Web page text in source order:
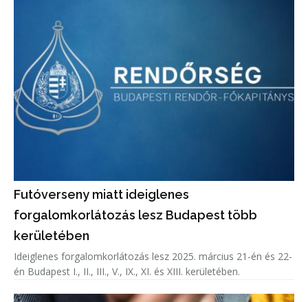
Futóverseny miatt ideiglenes
forgalomkorlátozás lesz Budapest több
kerületében
Ideiglenes forgalomkorlátozás lesz 2025. március 21-én és 22-
én Budapest I., II., III., V., IX., XI. és XIII. kerületében.